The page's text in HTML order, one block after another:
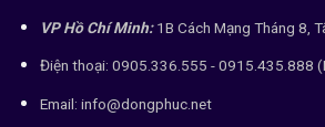
VP Hồ Chí Minh:1B Cách Mạng Tháng 8,
Điện thoại: 0905.336.555 - 0915.435.888
Email: info@dongphuc.net